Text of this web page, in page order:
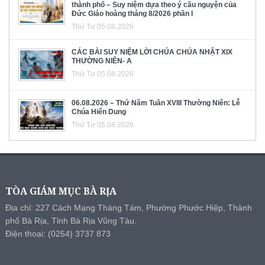
thành phố – Suy niệm dựa theo ý cầu nguyện của
Đức Giáo hoàng tháng 8/2026 phần I
Thứ Tư 05.08.2026
CÁC BÀI SUY NIỆM LỜI CHÚA CHÚA NHẬT XIX
THƯỜNG NIÊN- A
Thứ Tư 05.08.2026
06.08.2026 – Thứ Năm Tuần XVIII Thường Niên: Lễ
Chúa Hiển Dung
Thứ Tư 05.08.2026
TÒA GIÁM MỤC BÀ RỊA
Địa chỉ: 227 Cách Mạng Tháng Tám, Phường Phước Hiệp, Thành
phố Bà Rịa, Tỉnh Bà Rịa Vũng Tàu.
Điện thoại: (0254) 3737 873